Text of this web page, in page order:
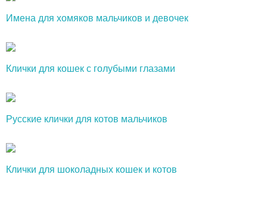
Имена для хомяков мальчиков и девочек
Клички для кошек с голубыми глазами
Русские клички для котов мальчиков
Клички для шоколадных кошек и котов